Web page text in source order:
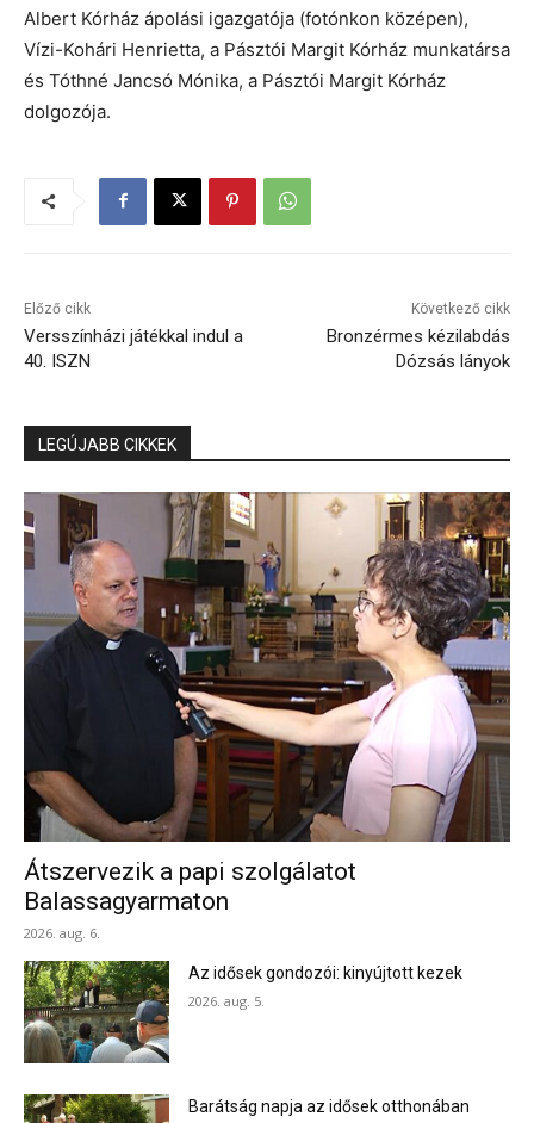
Albert Kórház ápolási igazgatója (fotónkon középen),
Vízi-Kohári Henrietta, a Pásztói Margit Kórház munkatársa
és Tóthné Jancsó Mónika, a Pásztói Margit Kórház
dolgozója.
Előző cikk
Versszínházi játékkal indul a
40. ISZN
Következő cikk
Bronzérmes kézilabdás
Dózsás lányok
LEGÚJABB CIKKEK
Átszervezik a papi szolgálatot
Balassagyarmaton
2026. aug. 6.
Az idősek gondozói: kinyújtott kezek
2026. aug. 5.
Barátság napja az idősek otthonában